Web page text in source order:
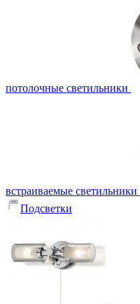
потолочные светильники
встраиваемые светильники
Подсветки